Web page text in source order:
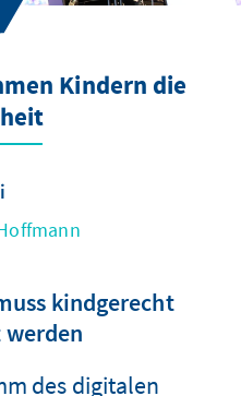
Kindern die
kindgerecht
des digitalen